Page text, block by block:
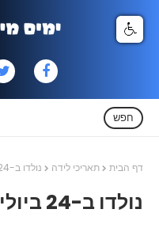
חפש
דף הבית תאריכי לידה נולדו ב-24 ביולי
נולדו ב-24 ביולי